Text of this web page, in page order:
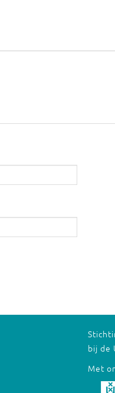
bij de
Met